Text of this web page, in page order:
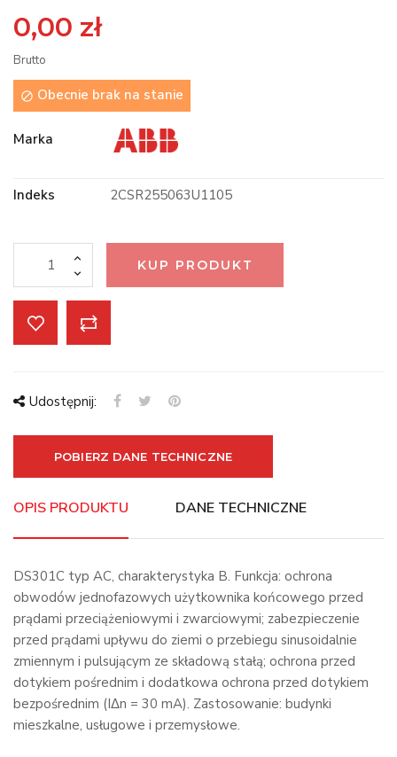
0,00 zł
Brutto
 Obecnie brak na stanie
Marka
Indeks 2CSR255063U1105
KUP PRODUKT
Udostępnij:
POBIERZ DANE TECHNICZNE
OPIS PRODUKTU DANE TECHNICZNE
DS301C typ AC, charakterystyka B. Funkcja: ochrona
obwodów jednofazowych użytkownika końcowego przed
prądami przeciążeniowymi i zwarciowymi; zabezpieczenie
przed prądami upływu do ziemi o przebiegu sinusoidalnie
zmiennym i pulsującym ze składową stałą; ochrona przed
dotykiem pośrednim i dodatkowa ochrona przed dotykiem
bezpośrednim (IΔn = 30 mA). Zastosowanie: budynki
mieszkalne, usługowe i przemysłowe.